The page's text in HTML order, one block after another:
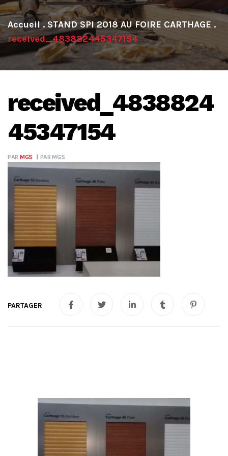
. STAND SPI 2018 AU FOIRE CARTHAGE .
received_483882445347154
received_4838824
45347154
PAR MGS PARMGS